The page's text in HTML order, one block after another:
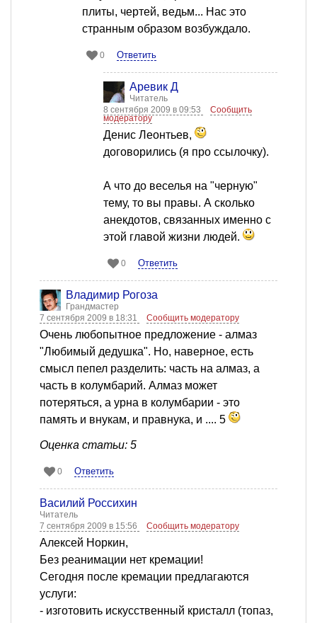
плиты, чертей, ведьм... Нас это
странным образом возбуждало.
0 Ответить
Аревик Д
Читатель
8 сентября 2009 в 09:53
Сообщить
модератору
Денис Леонтьев,
договорились (я про ссылочку).
А что до веселья на "черную"
тему, то вы правы. А сколько
анекдотов, связанных именно с
этой главой жизни людей.
0 Ответить
Владимир Рогоза
Грандмастер
7 сентября 2009 в 18:31
Сообщить модератору
Очень любопытное предложение - алмаз
"Любимый дедушка". Но, наверное, есть
смысл пепел разделить: часть на алмаз, а
часть в колумбарий. Алмаз может
потеряться, а урна в колумбарии - это
память и внукам, и правнука, и .... 5
Оценка статьи: 5
0 Ответить
Василий Россихин
Читатель
7 сентября 2009 в 15:56
Сообщить модератору
Алексей Норкин,
Без реанимации нет кремации!
Сегодня после кремации предлагаются
услуги:
- изготовить искусственный кристалл (топаз,